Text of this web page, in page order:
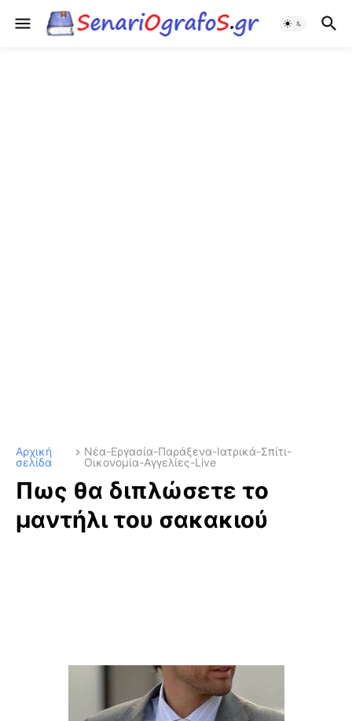
Αρχική
σελίδα
Νέα-Εργασία-Παράξενα-Ιατρικά-Σπίτι-
Οικονομία-Αγγελίες-Live
Πως θα διπλώσετε το
μαντήλι του σακακιού